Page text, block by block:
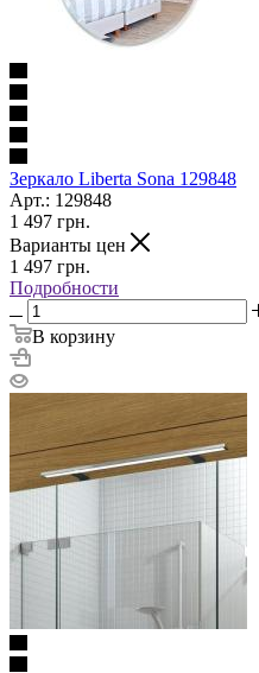
Зеркало Liberta Sona 129848
Арт.: 129848
1 497 грн.
Варианты цен
1 497 грн.
Подробности
В корзину